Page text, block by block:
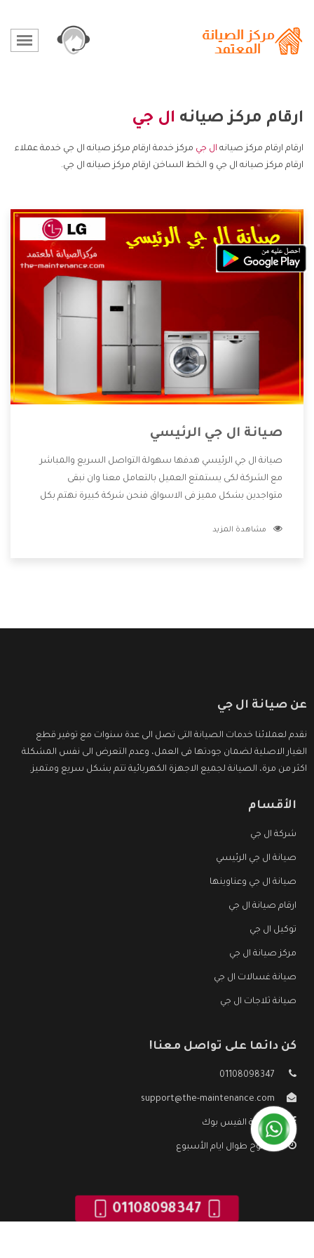
ارقام مركز صيانه ال جي
ارقام ارقام مركز صيانه ال جي مركز خدمة ارقام مركز صيانه ال جي خدمة عملاء
ارقام مركز صيانه ال جي و الخط الساخن ارقام مركز صيانه ال جي.
صيانة ال جي الرئيسي
صيانة ال جي الرئيسي هدفها سهولة التواصل السريع والمباشر
مع الشركة لكى يستمتع العميل بالتعامل معنا وان نبقى
متواجدين بشكل مميز فى الاسواق فنحن شركة كبيرة نهتم بكل
الشركة بها والتى تكون منها خدمة الصيانة التى تكون من أهم
مشاهدة المزيد
عن صيانة ال جي
نقدم لعملائنا خدمات الصيانة التى تصل الى عدة سنوات مع توفير قطع
الغيار الاصلية لضمان جودتها فى العمل، وعدم التعرض الى نفس المشكلة
اكثر من مرة، الصيانة لجميع الاجهزة الكهربائية تتم بشكل سريع ومتميز.
الأقسام
شركة ال جي
صيانة ال جي الرئيسي
صيانة ال جي وعناوينها
ارقام صيانة ال جي
توكيل ال جي
مركز صيانة ال جي
صيانة غسالات ال جي
صيانة ثلاجات ال جي
كن دائما على تواصل معنا!
01108098347
support@the-maintenance.com
صفحة الفيس بوك
مفتوح طوال ايام الأسبوع
01108098347